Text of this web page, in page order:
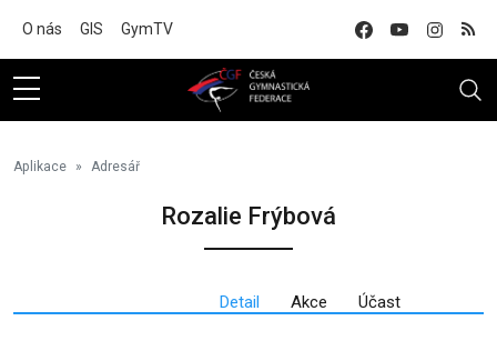
O nás GIS GymTV
Aplikace Adresář
Rozalie Frýbová
Detail Akce Účast